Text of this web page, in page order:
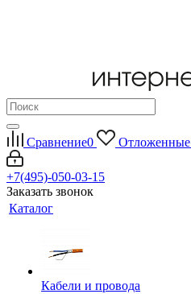
Сравнение0 Отложенные
+7(495)-050-03-15
Заказать звонок
Каталог
Кабели и провода